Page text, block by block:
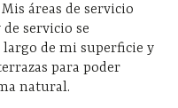
áreas de servicio
servicio se
de mi superficie y
para poder
natural.